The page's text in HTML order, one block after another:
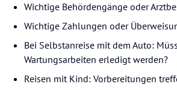
Wichtige Behördengänge oder
Wichtige Zahlungen oder
Bei Selbstanreise mit dem Auto:
Wartungsarbeiten erledigt werden?
Reisen mit Kind: Vorbereitungen